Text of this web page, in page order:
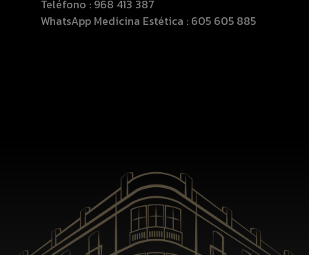
Teléfono :968 413 387
WhatsApp Medicina Estética : 605 605 885